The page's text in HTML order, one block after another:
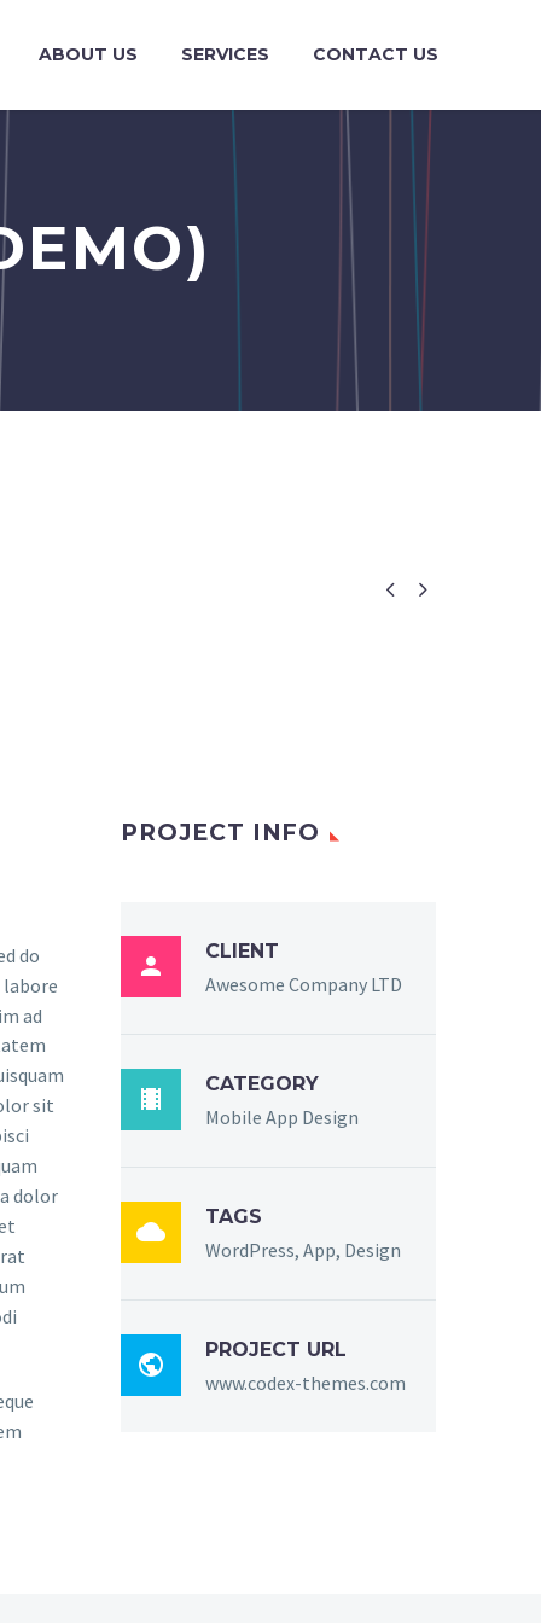
ABOUT US SERVICES CONTACT US
 
do
ad
sit
dolor
PROJECT INFO

CLIENT
Awesome Company LTD

CATEGORY
Mobile App Design

TAGS
WordPress, App, Design

PROJECT URL
www.codex-themes.com